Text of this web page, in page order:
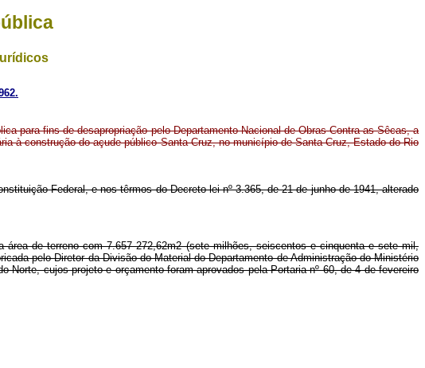
para fins de desapropriação pelo Departamento Nacional de Obras Contra as Sêcas, a
à construção do açude público Santa Cruz, no município de Santa Cruz, Estado do Rio
Federal, e nos têrmos do Decreto-lei nº 3.365, de 21 de junho de 1941, alterado
de terreno com 7.657 272,62m2 (sete milhões, seiscentos e cinquenta e sete mil,
pelo Diretor da Divisão do Material do Departamento de Administração do Ministério
cujos projeto e orçamento foram aprovados pela Portaria nº 60, de 4 de fevereiro